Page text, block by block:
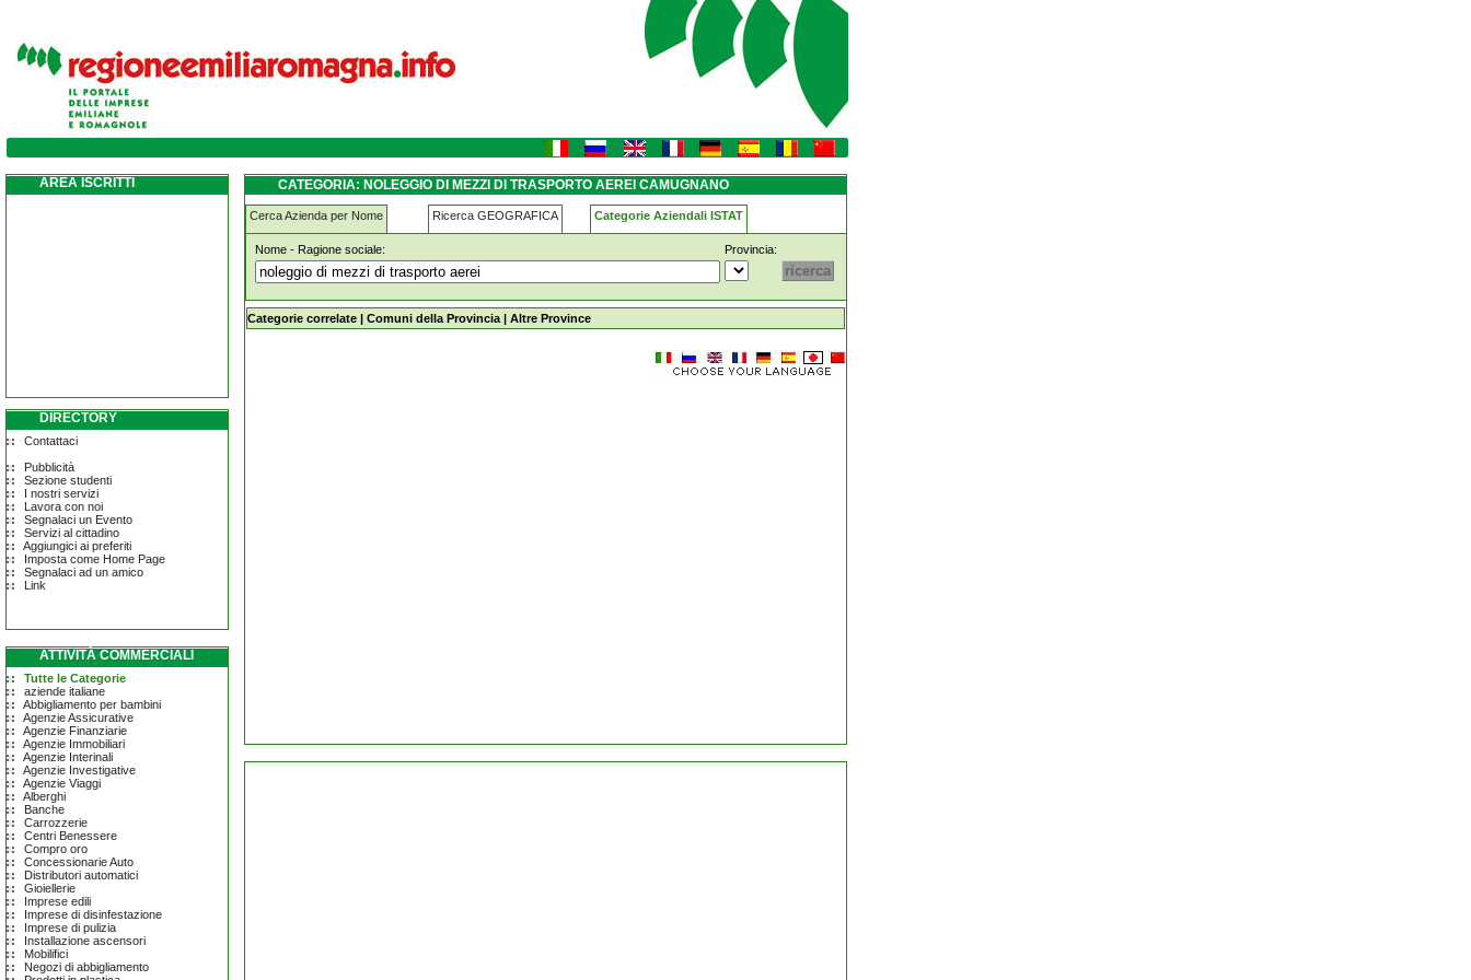
noleggio-di-mezzi-di-trasporto-aerei camugnano
AREA ISCRITTI
DIRECTORY
Contattaci
Pubblicità
Sezione studenti
I nostri servizi
Lavora con noi
Segnalaci un Evento
Servizi al cittadino
Aggiungici ai preferiti
Imposta come Home Page
Segnalaci ad un amico
Link
ATTIVITÀ COMMERCIALI
Tutte le Categorie
aziende italiane
Abbigliamento per bambini
Agenzie Assicurative
Agenzie Finanziarie
Agenzie Immobiliari
Agenzie Interinali
Agenzie Investigative
Agenzie Viaggi
Alberghi
Banche
Carrozzerie
Centri Benessere
Compro oro
Concessionarie Auto
Distributori automatici
Gioiellerie
Imprese edili
Imprese di disinfestazione
Imprese di pulizia
Installazione ascensori
Mobilifici
Negozi di abbigliamento
CATEGORIA: NOLEGGIO DI MEZZI DI TRASPORTO AEREI CAMUGNANO
Cerca Azienda per Nome Ricerca GEOGRAFICA Categorie Aziendali ISTAT
Nome - Ragione sociale: Provincia:
noleggio-di-mezzi-di-trasporto-aerei camugnano
Categorie correlate | Comuni della Provincia | Altre Province